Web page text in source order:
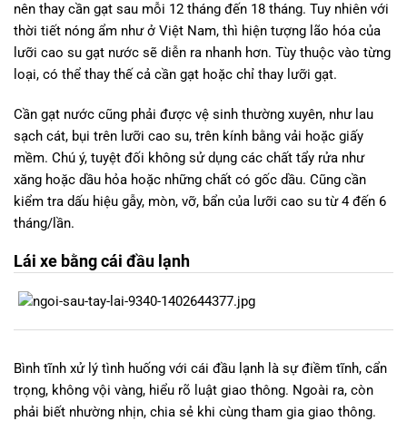
nên thay cần gạt sau mỗi 12 tháng đến 18 tháng. Tuy nhiên với
thời tiết nóng ẩm như ở Việt Nam, thì hiện tượng lão hóa của
lưỡi cao su gạt nước sẽ diễn ra nhanh hơn. Tùy thuộc vào từng
loại, có thể thay thế cả cần gạt hoặc chỉ thay lưỡi gạt.
Cần gạt nước cũng phải được vệ sinh thường xuyên, như lau
sạch cát, bụi trên lưỡi cao su, trên kính bằng vải hoặc giấy
mềm. Chú ý, tuyệt đối không sử dụng các chất tẩy rửa như
xăng hoặc dầu hỏa hoặc những chất có gốc dầu. Cũng cần
kiểm tra dấu hiệu gẫy, mòn, vỡ, bẩn của lưỡi cao su từ 4 đến 6
tháng/lần.
Lái xe bằng cái đầu lạnh
Bình tĩnh xử lý tình huống với cái đầu lạnh là sự điềm tĩnh, cẩn
trọng, không vội vàng, hiểu rõ luật giao thông. Ngoài ra, còn
phải biết nhường nhịn, chia sẻ khi cùng tham gia giao thông.